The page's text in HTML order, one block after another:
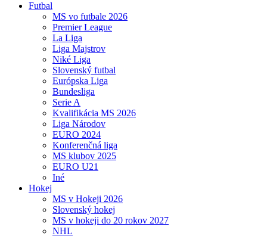
Futbal
MS vo futbale 2026
Premier League
La Liga
Liga Majstrov
Niké Liga
Slovenský futbal
Európska Liga
Bundesliga
Serie A
Kvalifikácia MS 2026
Liga Národov
EURO 2024
Konferenčná liga
MS klubov 2025
EURO U21
Iné
Hokej
MS v Hokeji 2026
Slovenský hokej
MS v hokeji do 20 rokov 2027
NHL